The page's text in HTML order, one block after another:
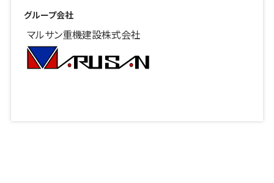
グループ会社
マルサン重機建設株式会社